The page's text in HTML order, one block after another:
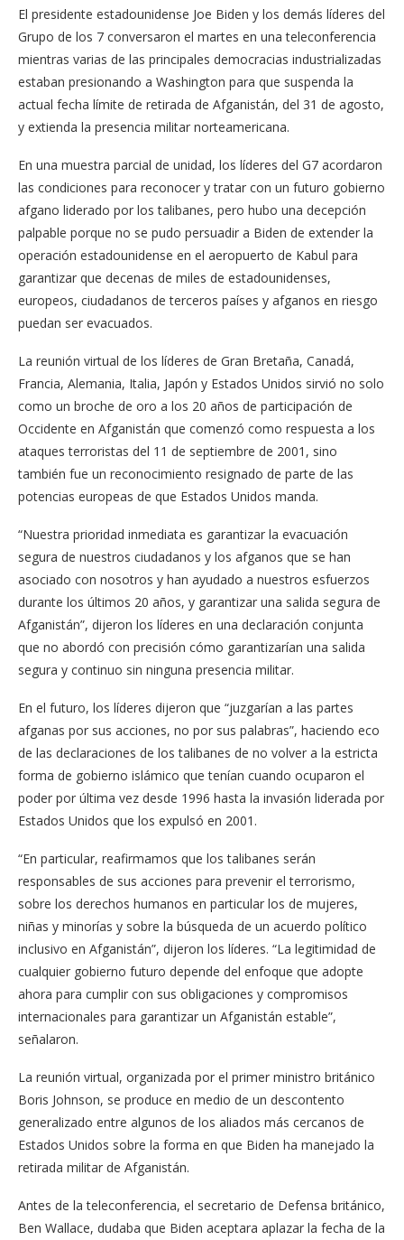
El presidente estadounidense Joe Biden y los demás líderes del
Grupo de los 7 conversaron el martes en una teleconferencia
mientras varias de las principales democracias industrializadas
estaban presionando a Washington para que suspenda la
actual fecha límite de retirada de Afganistán, del 31 de agosto,
y extienda la presencia militar norteamericana.
En una muestra parcial de unidad, los líderes del G7 acordaron
las condiciones para reconocer y tratar con un futuro gobierno
afgano liderado por los talibanes, pero hubo una decepción
palpable porque no se pudo persuadir a Biden de extender la
operación estadounidense en el aeropuerto de Kabul para
garantizar que decenas de miles de estadounidenses,
europeos, ciudadanos de terceros países y afganos en riesgo
puedan ser evacuados.
La reunión virtual de los líderes de Gran Bretaña, Canadá,
Francia, Alemania, Italia, Japón y Estados Unidos sirvió no solo
como un broche de oro a los 20 años de participación de
Occidente en Afganistán que comenzó como respuesta a los
ataques terroristas del 11 de septiembre de 2001, sino
también fue un reconocimiento resignado de parte de las
potencias europeas de que Estados Unidos manda.
“Nuestra prioridad inmediata es garantizar la evacuación
segura de nuestros ciudadanos y los afganos que se han
asociado con nosotros y han ayudado a nuestros esfuerzos
durante los últimos 20 años, y garantizar una salida segura de
Afganistán”, dijeron los líderes en una declaración conjunta
que no abordó con precisión cómo garantizarían una salida
segura y continuo sin ninguna presencia militar.
En el futuro, los líderes dijeron que “juzgarían a las partes
afganas por sus acciones, no por sus palabras”, haciendo eco
de las declaraciones de los talibanes de no volver a la estricta
forma de gobierno islámico que tenían cuando ocuparon el
poder por última vez desde 1996 hasta la invasión liderada por
Estados Unidos que los expulsó en 2001.
“En particular, reafirmamos que los talibanes serán
responsables de sus acciones para prevenir el terrorismo,
sobre los derechos humanos en particular los de mujeres,
niñas y minorías y sobre la búsqueda de un acuerdo político
inclusivo en Afganistán”, dijeron los líderes. “La legitimidad de
cualquier gobierno futuro depende del enfoque que adopte
ahora para cumplir con sus obligaciones y compromisos
internacionales para garantizar un Afganistán estable”,
señalaron.
La reunión virtual, organizada por el primer ministro británico
Boris Johnson, se produce en medio de un descontento
generalizado entre algunos de los aliados más cercanos de
Estados Unidos sobre la forma en que Biden ha manejado la
retirada militar de Afganistán.
Antes de la teleconferencia, el secretario de Defensa británico,
Ben Wallace, dudaba que Biden aceptara aplazar la fecha de la